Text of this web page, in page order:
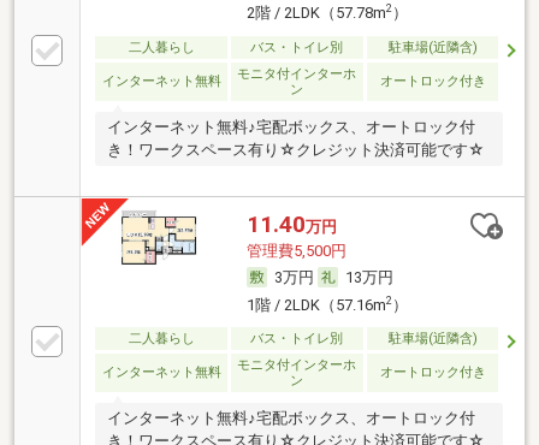
2階 / 2LDK（57.78m2）
二人暮らし バス・トイレ別 駐車場(近隣含)
インターネット無料
モニタ付インターホ
ン
オートロック付き
インターネット無料♪宅配ボックス、オートロック付
き！ワークスペース有り☆クレジット決済可能です☆
11.40万円
管理費5,500円
3万円
13万円
1階 / 2LDK（57.16m2）
二人暮らし バス・トイレ別 駐車場(近隣含)
インターネット無料
モニタ付インターホ
ン
オートロック付き
インターネット無料♪宅配ボックス、オートロック付
き！ワークスペース有り☆クレジット決済可能です☆